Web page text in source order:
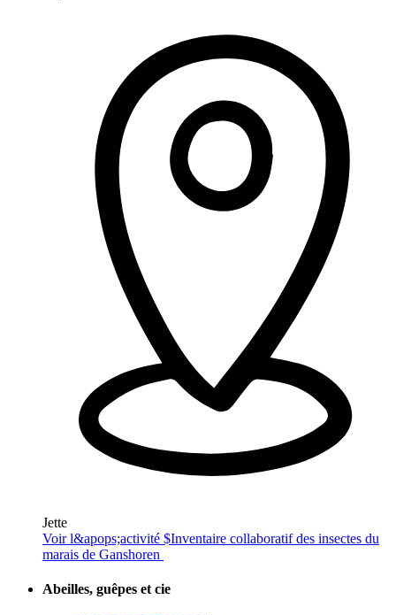
Jette
Voir l&apops;activité $Inventaire collaboratif des insectes du
marais de Ganshoren
Abeilles, guêpes et cie